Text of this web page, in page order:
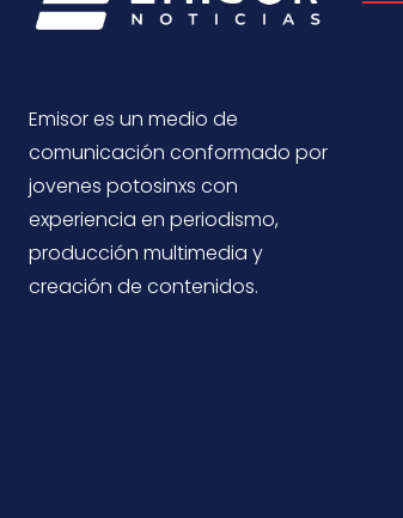
Emisor es un medio de
comunicación conformado por
jovenes potosinxs con
experiencia en periodismo,
producción multimedia y
creación de contenidos.